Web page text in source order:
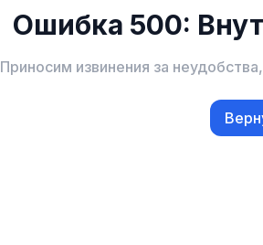
Ошибка 500:
Приносим извинения за